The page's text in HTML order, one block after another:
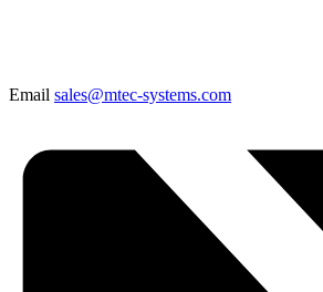
Email sales@mtec-systems.com